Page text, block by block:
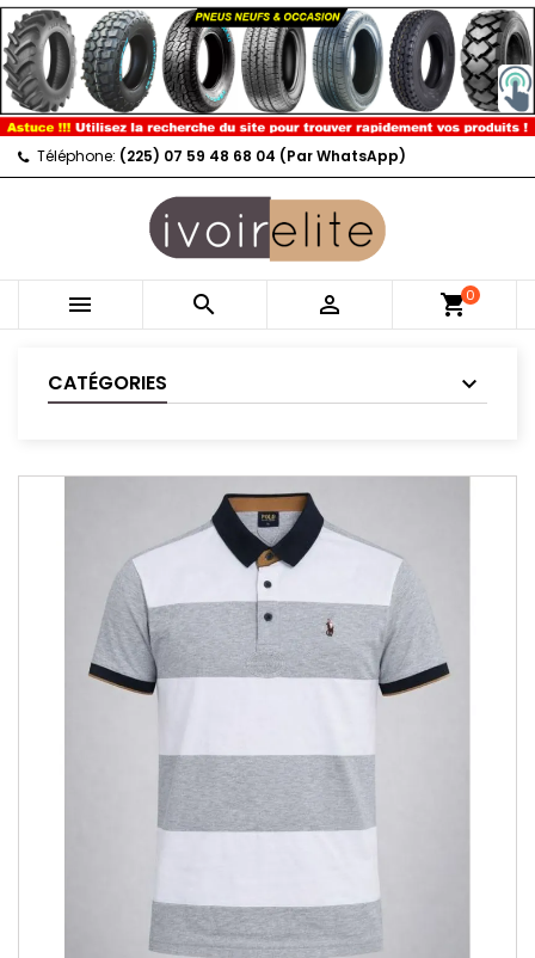
Téléphone: (225) 07 59 48 68 04 (Par WhatsApp)
   shopping_cart0
CATÉGORIES